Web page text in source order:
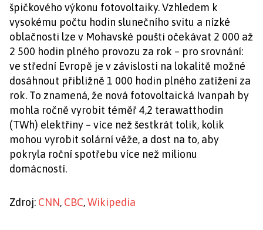
špičkového výkonu fotovoltaiky. Vzhledem k
vysokému počtu hodin slunečního svitu a nízké
oblačnosti lze v Mohavské poušti očekávat 2 000 až
2 500 hodin plného provozu za rok – pro srovnání:
ve střední Evropě je v závislosti na lokalitě možné
dosáhnout přibližně 1 000 hodin plného zatížení za
rok. To znamená, že nová fotovoltaická Ivanpah by
mohla ročně vyrobit téměř 4,2 terawatthodin
(TWh) elektřiny – více než šestkrát tolik, kolik
mohou vyrobit solární věže, a dost na to, aby
pokryla roční spotřebu více než milionu
domácností.
Zdroj: CNN, CBC,Wikipedia